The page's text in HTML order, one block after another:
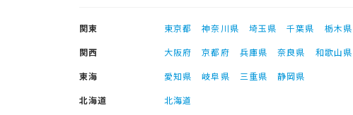
関東 東京都 神奈川県 埼玉県 千葉県 栃木県
関西
大阪府 京都府 兵庫県 奈良県 和歌山県
東海
愛知県 岐阜県 三重県
静岡県
北海道
北海道